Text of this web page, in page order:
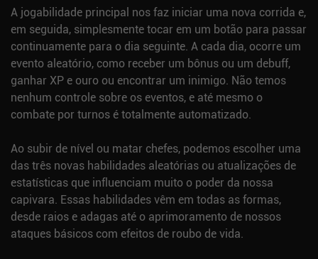
A jogabilidade principal nos faz iniciar uma nova corrida e,
em seguida, simplesmente tocar em um botão para passar
continuamente para o dia seguinte. A cada dia, ocorre um
evento aleatório, como receber um bônus ou um debuff,
ganhar XP e ouro ou encontrar um inimigo. Não temos
nenhum controle sobre os eventos, e até mesmo o
combate por turnos é totalmente automatizado.
Ao subir de nível ou matar chefes, podemos escolher uma
das três novas habilidades aleatórias ou atualizações de
estatísticas que influenciam muito o poder da nossa
capivara. Essas habilidades vêm em todas as formas,
desde raios e adagas até o aprimoramento de nossos
ataques básicos com efeitos de roubo de vida.